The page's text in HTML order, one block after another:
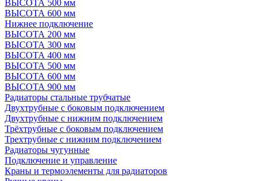
ВЫСОТА 500 мм
ВЫСОТА 600 мм
Нижнее подключение
ВЫСОТА 200 мм
ВЫСОТА 300 мм
ВЫСОТА 400 мм
ВЫСОТА 500 мм
ВЫСОТА 600 мм
ВЫСОТА 900 мм
Радиаторы стальные трубчатые
Двухтрубные с боковым подключением
Двухтрубные с нижним подключением
Трёхтрубные с боковым подключением
Трехтрубные с нижним подключением
Радиаторы чугунные
Подключение и управление
Краны и термоэлементы для радиаторов